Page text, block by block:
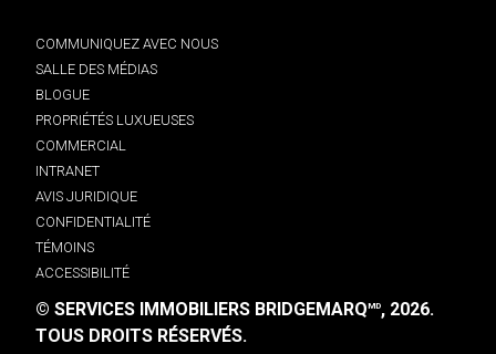
COMMUNIQUEZ AVEC NOUS
SALLE DES MÉDIAS
BLOGUE
PROPRIÉTÉS LUXUEUSES
COMMERCIAL
INTRANET
AVIS JURIDIQUE
CONFIDENTIALITÉ
TÉMOINS
ACCESSIBILITÉ
© SERVICES IMMOBILIERS BRIDGEMARQMD, 2026.
TOUS DROITS RÉSERVÉS.